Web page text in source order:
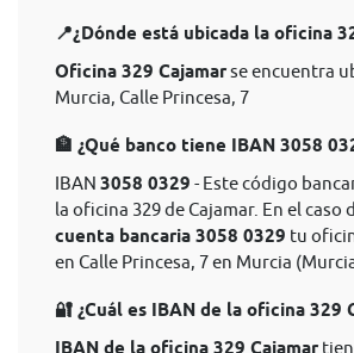
📍¿Dónde está ubicada la oficina
Oficina 329 Cajamarse encuentra
Murcia, Calle Princesa, 7
🏦 ¿Qué banco tiene IBAN 3058
IBAN 3058 0329 - Este código
la oficina 329 de Cajamar. En el caso
cuenta bancaria 3058 0329 tu
en Calle Princesa, 7 en Murcia
🔐 ¿Cuál es IBAN de la oficina 329
IBAN de la oficina 329 Cajamar